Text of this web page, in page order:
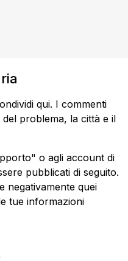
qui. I commenti
problema, la città e il
o agli account di
pubblicati di seguito.
negativamente quei
tue informazioni